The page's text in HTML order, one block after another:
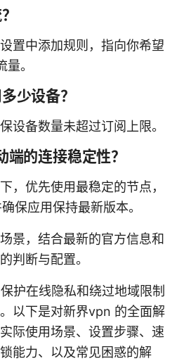
置中添加规则，指向你希望
。
少设备？
设备数量未超过订阅上限。
的连接稳定性？
，优先使用最稳定的节点，
保应用保持最新版本。
景，结合最新的官方信息和
判断与配置。
护在线隐私和绕过地域限制
以下是对新界vpn 的全面解
际使用场景、设置步骤、速
能力、以及常见困惑的解